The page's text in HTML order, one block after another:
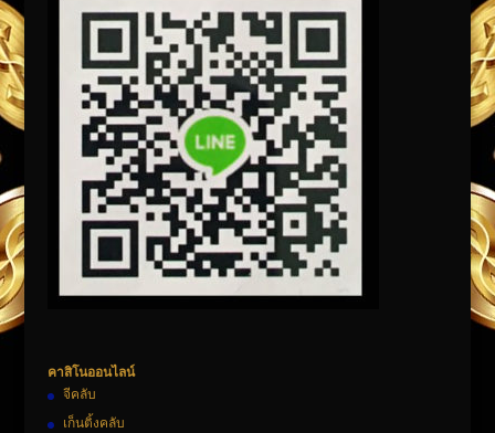
คาสิโนออนไลน์
จีคลับ
เก็นติ้งคลับ